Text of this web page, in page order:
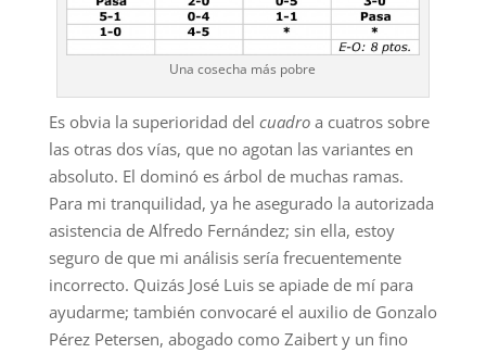
Una cosecha más pobre
Es obvia la superioridad del cuadroa cuatros sobre
las otras dos vías, que no agotan las variantes en
absoluto. El dominó es árbol de muchas ramas.
Para mi tranquilidad, ya he asegurado la autorizada
asistencia de Alfredo Fernández; sin ella, estoy
seguro de que mi análisis sería frecuentemente
incorrecto. Quizás José Luis se apiade de mí para
ayudarme; también convocaré el auxilio de Gonzalo
Pérez Petersen, abogado como Zaibert y un fino